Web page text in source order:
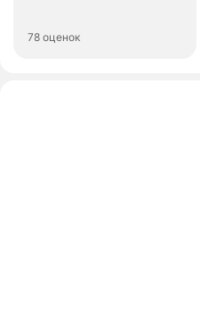
78 оценок